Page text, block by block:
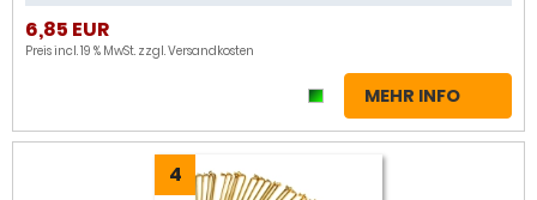
6,85 EUR
Preis incl. 19 % MwSt. zzgl.Versandkosten
MEHR INFO
4